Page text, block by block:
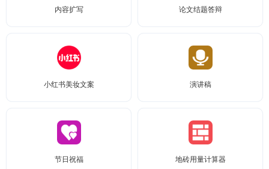
内容扩写 论文结题答辩
小红书美妆文案 演讲稿
节日祝福 地砖用量计算器